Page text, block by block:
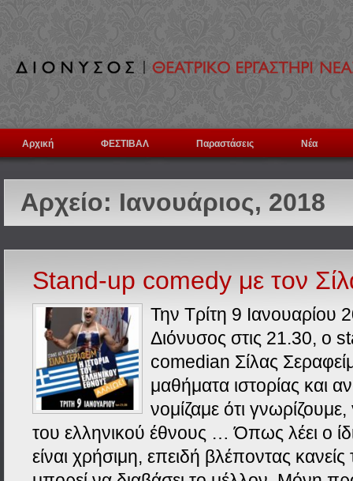
Αρχική ΦΕΣΤΙΒΑΛ Παραστάσεις Νέα
Αρχείο: Ιανουάριος, 2018
Stand-up comedy με τον
Την Τρίτη 9 Ιανουαρίου
Διόνυσος στις 21.30, ο
comedian Σίλας
μαθήματα ιστορίας και
νομίζαμε ότι γνωρίζουμε,
του ελληνικού έθνους … Όπως λέει ο
είναι χρήσιμη, επειδή βλέποντας